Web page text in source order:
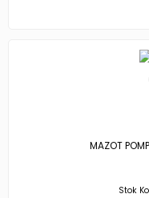
MAZOT
Stok